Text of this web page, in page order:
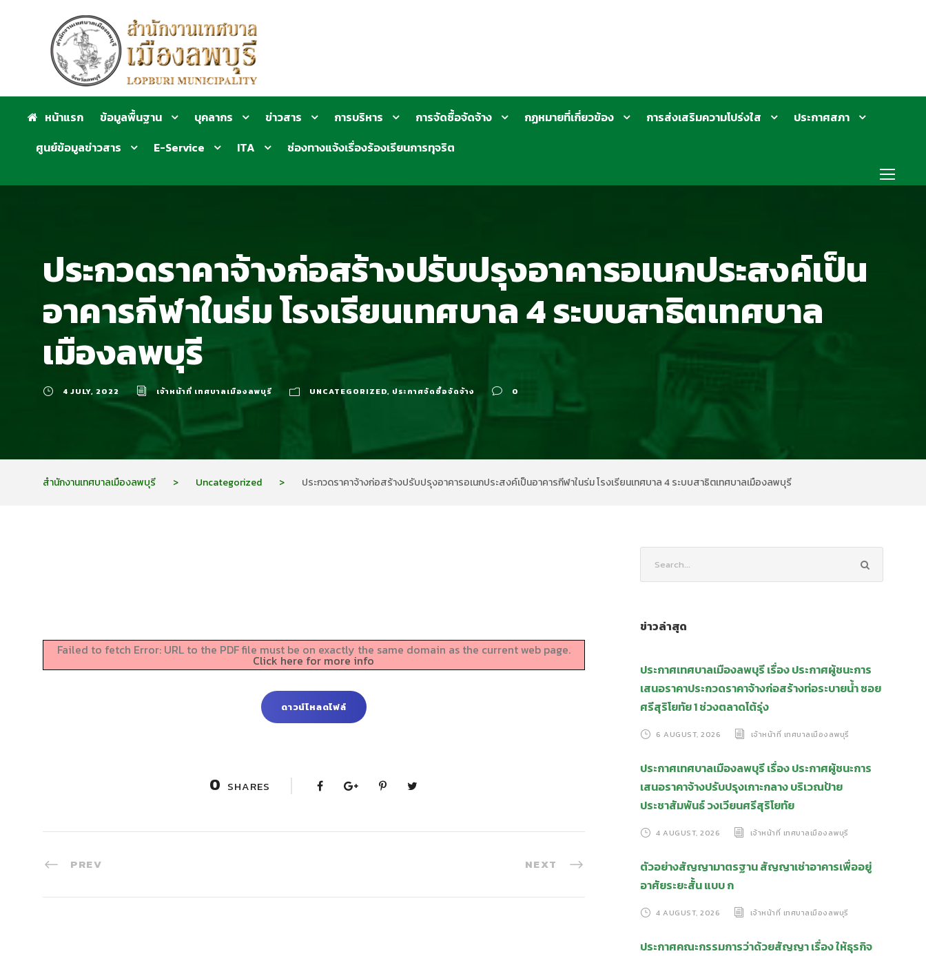
หน้าแรก ข้อมูลพื้นฐาน บุคลากร ข่าวสาร การบริหาร การจัดซื้อจัดจ้าง กฏหมายที่เกี่ยวข้อง การส่งเสริมความโปร่งใส
ประกาศสภา
ศูนย์ข้อมูลข่าวสาร
E-Service ITA ช่องทางแจ้งเรื่องร้องเรียนการทุจริต
ประกวดราคาจ้างก่อสร้างปรับปรุงอาคารอเนกประสงค์เป็น
อาคารกีฬาในร่ม โรงเรียนเทศบาล 4 ระบบสาธิตเทศบาล
เมืองลพบุรี
4 JULY, 2022 เจ้าหน้าที่ เทศบาลเมืองลพบุรี UNCATEGORIZED, ประกาศจัดซื้อจัดจ้าง 0
สำนักงานเทศบาลเมืองลพบุรี > Uncategorized > ประกวดราคาจ้างก่อสร้างปรับปรุงอาคารอเนกประสงค์เป็นอาคารกีฬาในร่ม โรงเรียนเทศบาล 4 ระบบสาธิตเทศบาลเมืองลพบุรี
Failed to fetch Error: URL to the PDF file must be on exactly the same domain as the current web page.
Click here for more info
ดาวน์โหลดไฟล์
0 SHARES
PREV NEXT
ข่าวล่าสุด
ประกาศเทศบาลเมืองลพบุรี เรื่อง ประกาศผู้ชนะการ
เสนอราคาประกวดราคาจ้างก่อสร้างท่อระบายน้ำ ซอย
ศรีสุริโยทัย 1 ช่วงตลาดโต้รุ่ง
6 AUGUST, 2026 เจ้าหน้าที่ เทศบาลเมืองลพบุรี
ประกาศเทศบาลเมืองลพบุรี เรื่อง ประกาศผู้ชนะการ
เสนอราคาจ้างปรับปรุงเกาะกลาง บริเวณป้าย
ประชาสัมพันธ์ วงเวียนศรีสุริโยทัย
4 AUGUST, 2026 เจ้าหน้าที่ เทศบาลเมืองลพบุรี
ตัวอย่างสัญญามาตรฐาน สัญญาเช่าอาคารเพื่ออยู่
อาศัยระยะสั้น แบบ ก
4 AUGUST, 2026 เจ้าหน้าที่ เทศบาลเมืองลพบุรี
ประกาศคณะกรรมการว่าด้วยสัญญา เรื่อง ให้ธุรกิจ